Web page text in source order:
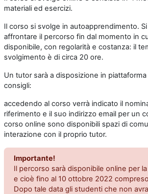
materiali ed esercizi.
Il corso si svolge in autoapprendimento.
affrontare il percorso fin dal momento in
disponibile, con regolarità e costanza: il
svolgimento è di circa 20 ore.
Un tutor sarà a disposizione in
consigli:
accedendo al corso verrà indicato il
riferimento e il suo indirizzo email per un
corso online sono disponibili spazi di
interazione con il proprio tutor.
Importante!
Il percorso sarà disponibile online per
e cioè fino al 10 ottobre 2022
Dopo tale data gli studenti che non